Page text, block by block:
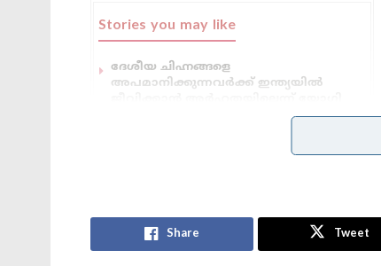
Stories you may like
ദേശീയ ചിഹ്നങ്ങളെ
അപമാനിക്കുന്നവർക്ക് ഇന്ത്യയിൽ
ആദിത്യനാഥ്: ലഖ്‌നൗവിൽ തിരംഗ
‘ഭക്ഷണം കഴിച്ചതിന് പിന്നാലെ മരണം;
ഭീകരർ
Share Tweet